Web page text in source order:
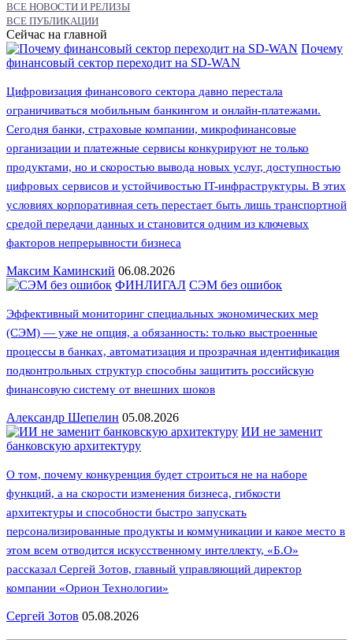
ВСЕ НОВОСТИ И РЕЛИЗЫ
ВСЕ ПУБЛИКАЦИИ
Сейчас на главной
Почему
финансовый сектор переходит на SD-WAN
Цифровизация финансового сектора давно перестала
ограничиваться мобильным банкингом и онлайн-платежами.
Сегодня банки, страховые компании, микрофинансовые
организации и платежные сервисы конкурируют не только
продуктами, но и скоростью вывода новых услуг, доступностью
цифровых сервисов и устойчивостью IT-инфраструктуры. В этих
условиях корпоративная сеть перестает быть лишь транспортной
средой передачи данных и становится одним из ключевых
факторов непрерывности бизнеса
Максим Каминский 06.08.2026
ФИНЛИГАЛ СЭМ без ошибок
Эффективный мониторинг специальных экономических мер
(СЭМ) — уже не опция, а обязанность: только выстроенные
процессы в банках, автоматизация и прозрачная идентификация
подконтрольных структур способны защитить российскую
финансовую систему от внешних шоков
Александр Шепелин 05.08.2026
ИИ не заменит
банковскую архитектуру
О том, почему конкуренция будет строиться не на наборе
функций, а на скорости изменения бизнеса, гибкости
архитектуры и способности быстро запускать
персонализированные продукты и коммуникации и какое место в
этом всем отводится искусственному интеллекту, «Б.О»
рассказал Сергей Зотов, главный управляющий директор
компании «Орион Технологии»
Сергей Зотов 05.08.2026